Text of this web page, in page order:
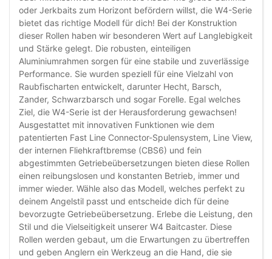
oder Jerkbaits zum Horizont befördern willst, die W4-Serie
bietet das richtige Modell für dich! Bei der Konstruktion
dieser Rollen haben wir besonderen Wert auf Langlebigkeit
und Stärke gelegt. Die robusten, einteiligen
Aluminiumrahmen sorgen für eine stabile und zuverlässige
Performance. Sie wurden speziell für eine Vielzahl von
Raubfischarten entwickelt, darunter Hecht, Barsch,
Zander, Schwarzbarsch und sogar Forelle. Egal welches
Ziel, die W4-Serie ist der Herausforderung gewachsen!
Ausgestattet mit innovativen Funktionen wie dem
patentierten Fast Line Connector-Spulensystem, Line View,
der internen Fliehkraftbremse (CBS6) und fein
abgestimmten Getriebeübersetzungen bieten diese Rollen
einen reibungslosen und konstanten Betrieb, immer und
immer wieder. Wähle also das Modell, welches perfekt zu
deinem Angelstil passt und entscheide dich für deine
bevorzugte Getriebeübersetzung. Erlebe die Leistung, den
Stil und die Vielseitigkeit unserer W4 Baitcaster. Diese
Rollen werden gebaut, um die Erwartungen zu übertreffen
und geben Anglern ein Werkzeug an die Hand, die sie